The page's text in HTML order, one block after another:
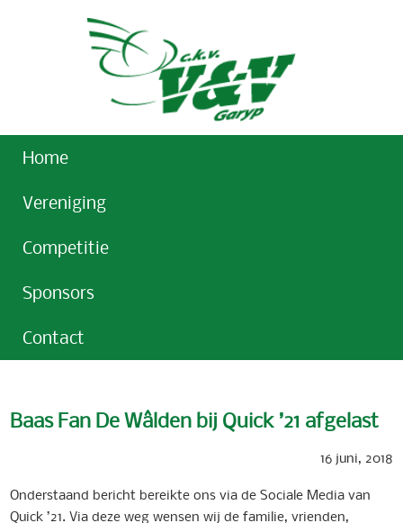
Home
Vereniging
Competitie
Sponsors
Contact
Baas Fan De Wâlden bij Quick ’21 afgelast
16 juni, 2018
Onderstaand bericht bereikte ons via de Sociale Media van
Quick ’21. Via deze weg wensen wij de familie, vrienden,